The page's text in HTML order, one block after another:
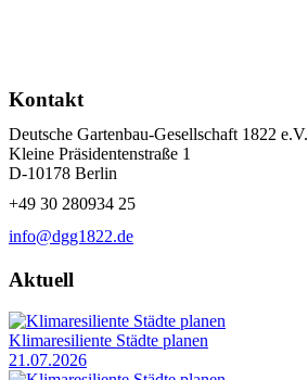
Kontakt
Deutsche Gartenbau-Gesellschaft 1822 e.V.
Kleine Präsidentenstraße 1
D-10178 Berlin
+49 30 280934 25
info@dgg1822.de
Aktuell
Klimaresiliente Städte planen
21.07.2026